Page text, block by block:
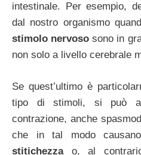
intestinale. Per esempio,
dal nostro organismo
stimolo nervoso sono in
non solo a livello cerebrale
Se quest’ultimo è
tipo di stimoli, si può
contrazione, anche
che in tal modo
stitichezzao, al contrario